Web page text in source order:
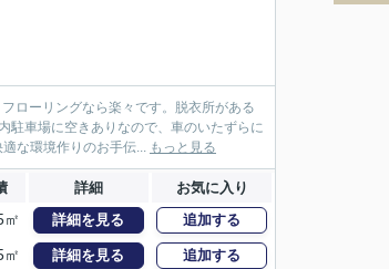
ローリングなら楽々です。脱衣所がある
駐車場に空きありなので、車のいたずらに
な環境作りのお手伝... もっと見る
詳細 お気に入り
㎡ 詳細を見る 追加する
㎡ 詳細を見る 追加する